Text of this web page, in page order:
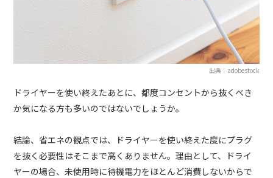
出典：adobestock
ドライヤーを使い終えたあとに、都度コンセントから抜くべき
か気になる方も多いのではないでしょうか。
結論、省エネの観点では、ドライヤーを使い終えた度にプラグ
を抜く必要性はそこまで高くありません。理由として、ドライ
ヤーの場合、未使用時に待機電力をほとんど消費しないからで